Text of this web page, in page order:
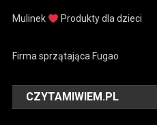
Mulinek Produkty dla dzieci
Firma sprzątająca Fugao
CZYTAMIWIEM.PL